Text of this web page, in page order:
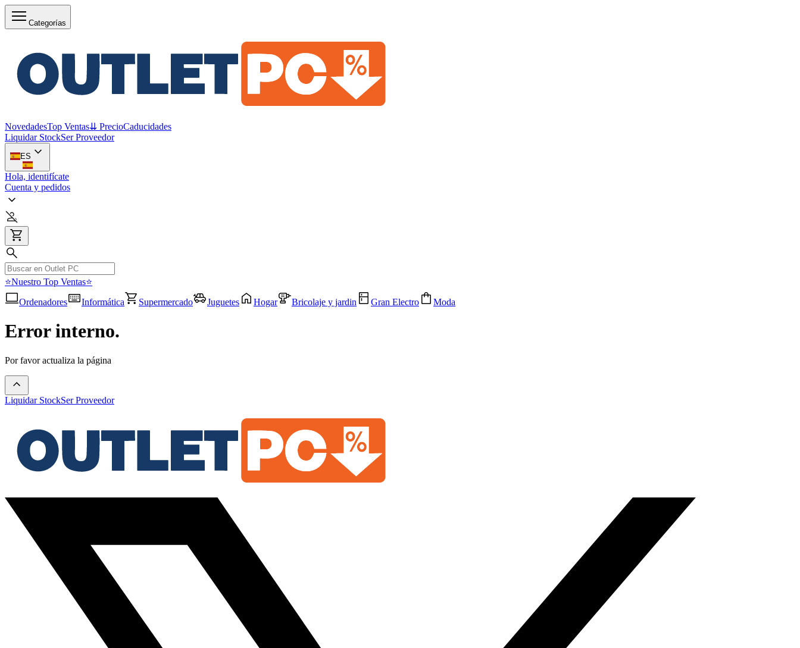
Categorías
NovedadesTop Ventas⇊ PrecioCaducidades
Liquidar StockSer Proveedor
ES
Hola, identifícate
Cuenta y pedidos
⭐Nuestro Top Ventas⭐
Ordenadores
Informática Supermercado Juguetes Hogar Bricolaje y jardin Gran Electro Moda
Error interno.
Por favor actualiza la página
Liquidar StockSer Proveedor